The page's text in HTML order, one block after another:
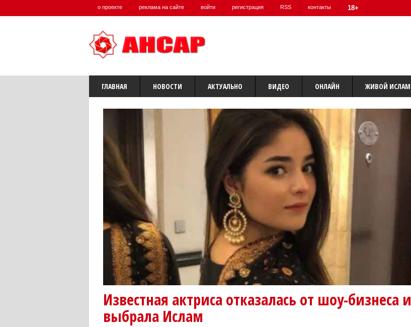
о проекте реклама на сайте войти регистрация RSS контакты 18+
ГЛАВНАЯ НОВОСТИ АКТУАЛЬНО ВИДЕО ОНЛАЙН ЖИВОЙ ИСЛАМ
Известная актриса отказалась от шоу-бизнеса и
выбрала Ислам